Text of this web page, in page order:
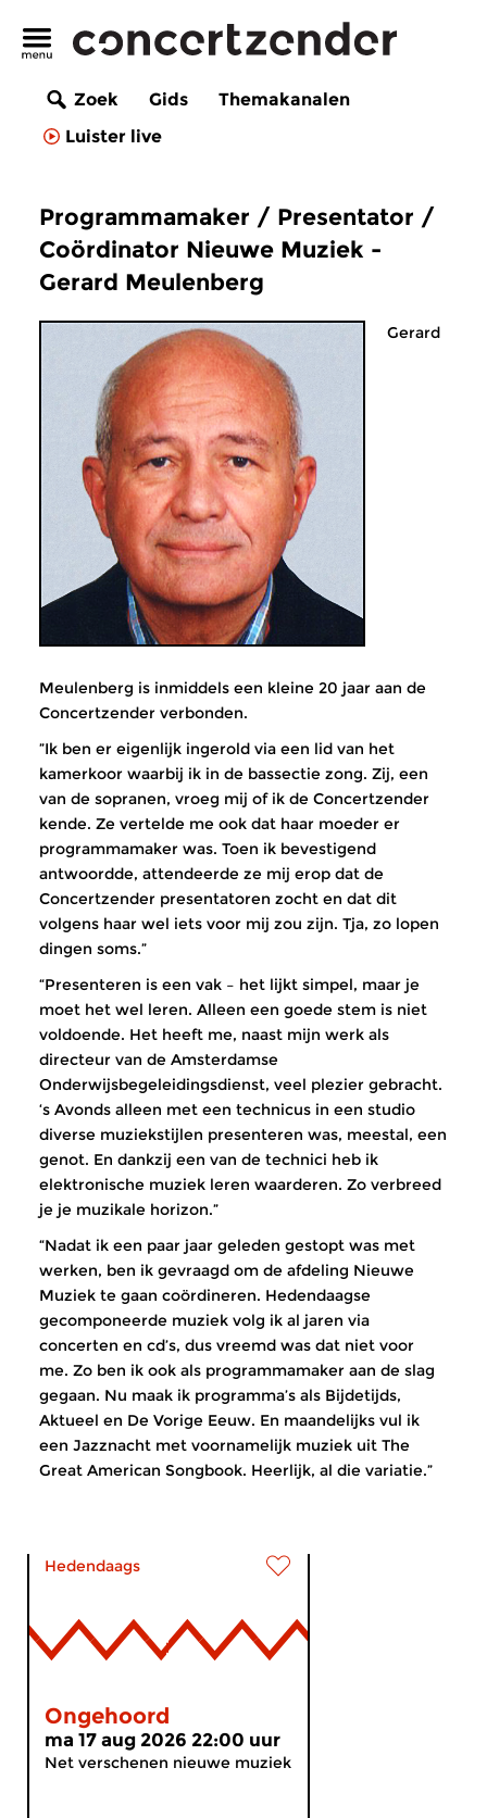
Zoek Gids
Themakanalen
Luister live
Programmamaker / Presentator /
Coördinator Nieuwe Muziek -
Gerard Meulenberg
Gerard
Meulenberg is inmiddels een kleine 20 jaar aan de
Concertzender verbonden.
”Ik ben er eigenlijk ingerold via een lid van het
kamerkoor waarbij ik in de bassectie zong. Zij, een
van de sopranen, vroeg mij of ik de Concertzender
kende. Ze vertelde me ook dat haar moeder er
programmamaker was. Toen ik bevestigend
antwoordde, attendeerde ze mij erop dat de
Concertzender presentatoren zocht en dat dit
volgens haar wel iets voor mij zou zijn. Tja, zo lopen
dingen soms.”
“Presenteren is een vak – het lijkt simpel, maar je
moet het wel leren. Alleen een goede stem is niet
voldoende. Het heeft me, naast mijn werk als
directeur van de Amsterdamse
Onderwijsbegeleidingsdienst, veel plezier gebracht.
‘s Avonds alleen met een technicus in een studio
diverse muziekstijlen presenteren was, meestal, een
genot. En dankzij een van de technici heb ik
elektronische muziek leren waarderen. Zo verbreed
je je muzikale horizon.”
“Nadat ik een paar jaar geleden gestopt was met
werken, ben ik gevraagd om de afdeling Nieuwe
Muziek te gaan coördineren. Hedendaagse
gecomponeerde muziek volg ik al jaren via
concerten en cd’s, dus vreemd was dat niet voor
me. Zo ben ik ook als programmamaker aan de slag
gegaan. Nu maak ik programma’s als Bijdetijds,
Aktueel en De Vorige Eeuw. En maandelijks vul ik
een Jazznacht met voornamelijk muziek uit The
Great American Songbook. Heerlijk, al die variatie.”
Hedendaags
Ongehoord
ma 17 aug 2026 22:00 uur
Net verschenen nieuwe muziek